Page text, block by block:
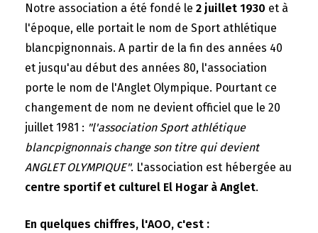
Notre association a été fondé le 2 juillet 1930 et à
l'époque, elle portait le nom de Sport athlétique
blancpignonnais. A partir de la fin des années 40
et jusqu'au début des années 80, l'association
porte le nom de l'Anglet Olympique. Pourtant ce
changement de nom ne devient officiel que le 20
juillet 1981 : "l'association Sport athlétique
blancpignonnais change son titre qui devient
ANGLET OLYMPIQUE". L'association est hébergée au
centre sportif et culturel El Hogar à Anglet.
En quelques chiffres, l'AOO, c'est :